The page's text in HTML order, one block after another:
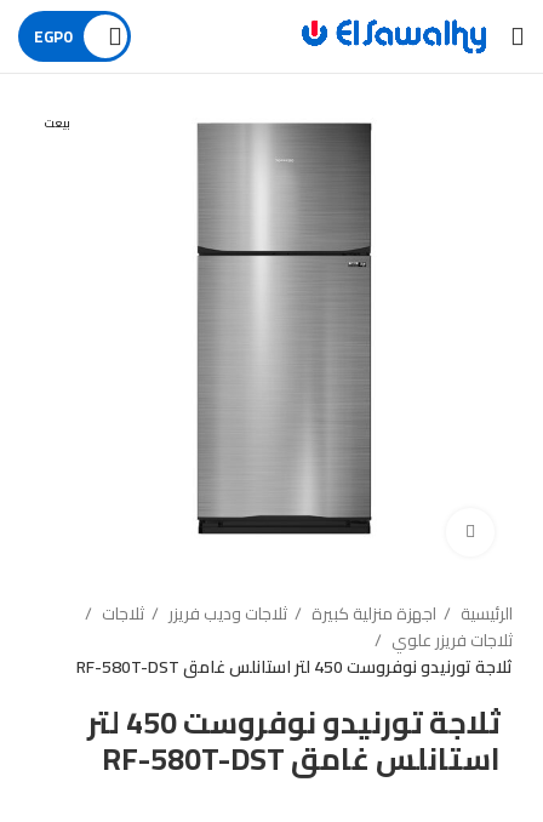
EGP0
بيعت
اضغط للتكبير
الرئيسية اجهزة منزلية كبيرة ثلاجات وديب فريزر
ثلاجات
ثلاجات فريزر علوي
ثلاجة تورنيدو نوفروست 450 لتر استانلس غامق RF-580T-DST
ثلاجة تورنيدو نوفروست 450 لتر
استانلس غامق RF-580T-DST